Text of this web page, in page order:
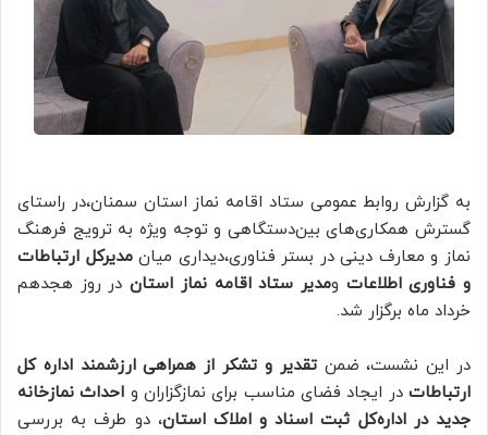
به گزارش روابط عمومی ستاد اقامه نماز استان سمنان،در راستای
گسترش همکاری‌های بین‌دستگاهی و توجه ویژه به ترویج فرهنگ
نماز و معارف دینی در بستر فناوری،دیداری میانمدیرکل ارتباطات
و فناوری اطلاعات ومدیر ستاد اقامه نماز استان در روز هجدهم
خرداد ماه برگزار شد.
در این نشست، ضمنتقدیر و تشکر از همراهی ارزشمند اداره کل
ارتباطاتدر ایجاد فضای مناسب برای نمازگزاران و احداث نمازخانه
جدید در اداره‌کل ثبت اسناد و املاک استان، دو طرف به بررسی